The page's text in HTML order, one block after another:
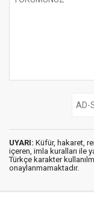
UYARI: Küfür, hakaret,
içeren, imla kuralları ile
Türkçe karakter
onaylanmamaktadır.